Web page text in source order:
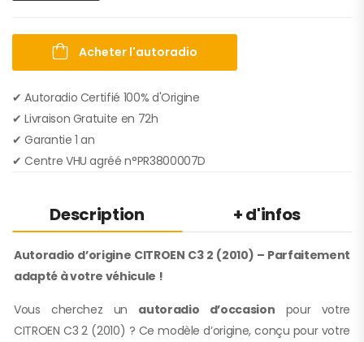
Acheter l'autoradio
✔ Autoradio Certifié 100% d'Origine
✔︎ Livraison Gratuite en 72h
✔︎ Garantie 1 an
✔︎ Centre VHU agréé n°PR3800007D
Description + d'infos
Autoradio d’origine CITROEN C3 2 (2010) – Parfaitement
adapté à votre véhicule !
Vous cherchez un autoradio d’occasion pour votre
CITROEN C3 2 (2010) ? Ce modèle d’origine, conçu pour votre